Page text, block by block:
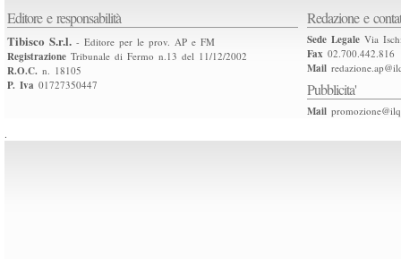
Editore e responsabilità
Tibisco S.r.l. - Editore per le prov. AP e FM
Registrazione Tribunale di Fermo n.13 del 11/12/2002
R.O.C. n. 18105
P. Iva 01727350447
Redazione e
Sede Legale Via
Fax 02.700.442.816
Mail
Pubblicita'
Mail
.